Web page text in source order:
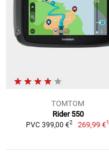
TOMTOM
Rider 550
PVC 399,00 €2 269,99 €1